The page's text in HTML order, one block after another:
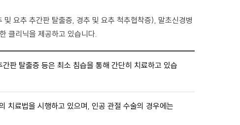
요추 추간판 탈출증, 경추 및 요추 척추협착증), 말초신경병
클리닉을 제공하고 있습니다.
판 탈출증 등은 최소 침습을 통해 간단히 치료하고 있습
치료법을 시행하고 있으며, 인공 관절 수술의 경우에는